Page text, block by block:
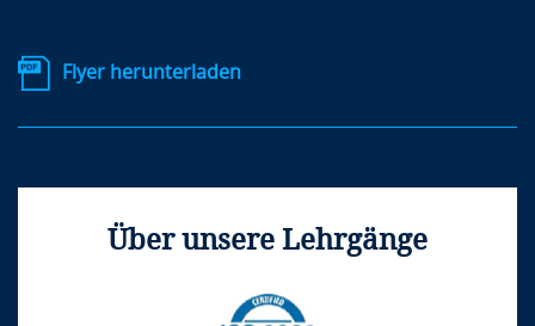
Flyer herunterladen
Über unsere Lehrgänge